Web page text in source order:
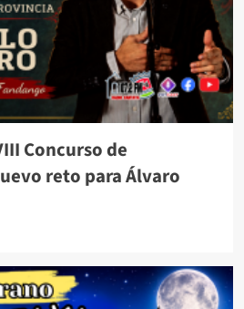
Concurso de
reto para Álvaro